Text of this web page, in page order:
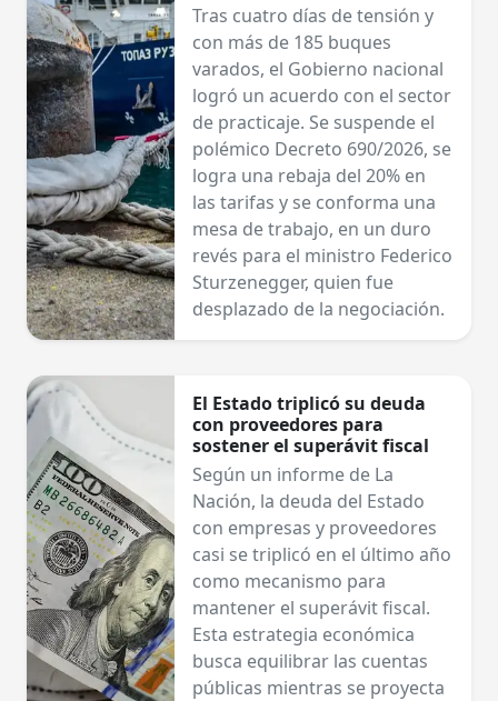
Tras cuatro días de tensión y
con más de 185 buques
varados, el Gobierno nacional
logró un acuerdo con el sector
de practicaje. Se suspende el
polémico Decreto 690/2026, se
logra una rebaja del 20% en
las tarifas y se conforma una
mesa de trabajo, en un duro
revés para el ministro Federico
Sturzenegger, quien fue
desplazado de la negociación.
El Estado triplicó su deuda
con proveedores para
sostener el superávit fiscal
Según un informe de La
Nación, la deuda del Estado
con empresas y proveedores
casi se triplicó en el último año
como mecanismo para
mantener el superávit fiscal.
Esta estrategia económica
busca equilibrar las cuentas
públicas mientras se proyecta